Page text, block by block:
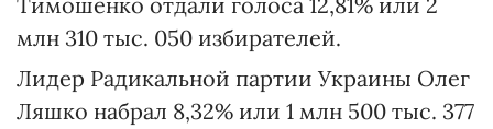
млн 310 тыс. 050 избирателей.
Лидер Радикальной партии Украины Олег
Ляшко набрал 8,32% или 1 млн 500 тыс. 377